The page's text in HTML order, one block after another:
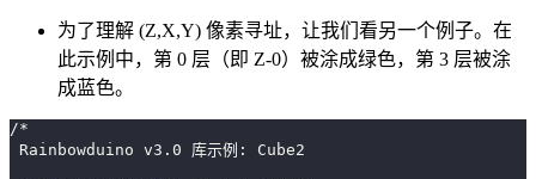
为了理解 (Z,X,Y) 像素寻址，让我们看另一个例子。在
此示例中，第 0 层（即 Z-0）被涂成绿色，第 3 层被涂
成蓝色。
/*
Rainbowduino v3.0 库示例: Cube2